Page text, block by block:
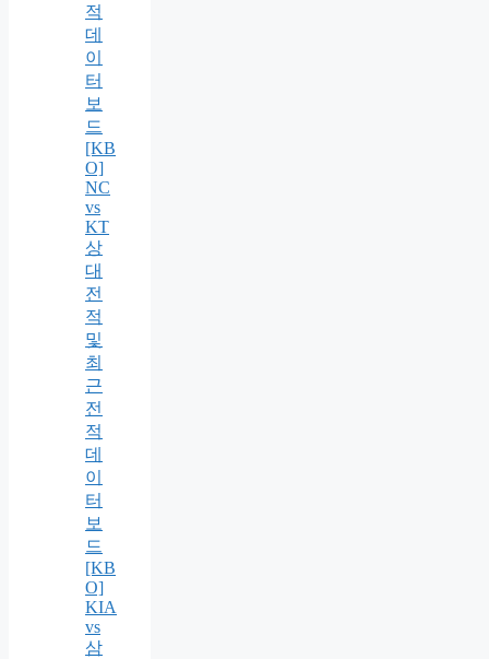
적
데
이
터
보
드
[KB
O]
NC
vs
KT
상
대
전
적
및
최
근
전
적
데
이
터
보
드
[KB
O]
KIA
vs
삼